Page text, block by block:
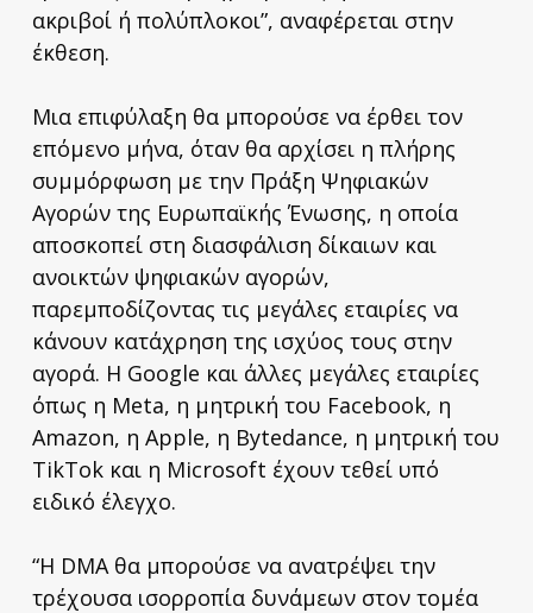
ακριβοί ή πολύπλοκοι”, αναφέρεται στην
έκθεση.
Μια επιφύλαξη θα μπορούσε να έρθει τον
επόμενο μήνα, όταν θα αρχίσει η πλήρης
συμμόρφωση με την Πράξη Ψηφιακών
Αγορών της Ευρωπαϊκής Ένωσης, η οποία
αποσκοπεί στη διασφάλιση δίκαιων και
ανοικτών ψηφιακών αγορών,
παρεμποδίζοντας τις μεγάλες εταιρίες να
κάνουν κατάχρηση της ισχύος τους στην
αγορά. Η Google και άλλες μεγάλες εταιρίες
όπως η Meta, η μητρική του Facebook, η
Amazon, η Apple, η Bytedance, η μητρική του
TikTok και η Microsoft έχουν τεθεί υπό
ειδικό έλεγχο.
“Η DMA θα μπορούσε να ανατρέψει την
τρέχουσα ισορροπία δυνάμεων στον τομέα